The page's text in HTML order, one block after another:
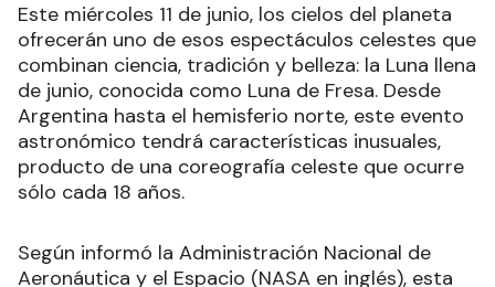
Este miércoles 11 de junio, los cielos del planeta
ofrecerán uno de esos espectáculos celestes que
combinan ciencia, tradición y belleza: la Luna llena
de junio, conocida como Luna de Fresa. Desde
Argentina hasta el hemisferio norte, este evento
astronómico tendrá características inusuales,
producto de una coreografía celeste que ocurre
sólo cada 18 años.
Según informó la Administración Nacional de
Aeronáutica y el Espacio (NASA en inglés), esta